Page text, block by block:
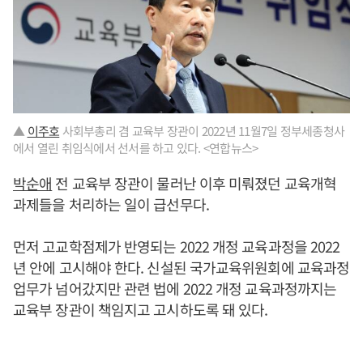
▲ 이주호 사회부총리 겸 교육부 장관이 2022년 11월7일 정부세종청사
에서 열린 취임식에서 선서를 하고 있다. <연합뉴스>
박순애 전 교육부 장관이 물러난 이후 미뤄졌던 교육개혁
과제들을 처리하는 일이 급선무다.
먼저 고교학점제가 반영되는 2022 개정 교육과정을 2022
년 안에 고시해야 한다. 신설된 국가교육위원회에 교육과정
업무가 넘어갔지만 관련 법에 2022 개정 교육과정까지는
교육부 장관이 책임지고 고시하도록 돼 있다.